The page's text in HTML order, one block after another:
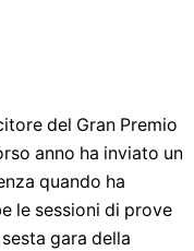
del Gran Premio
anno ha inviato un
quando ha
le sessioni di prove
gara della